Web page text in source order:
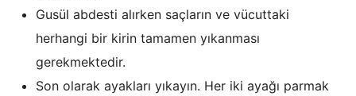
Gusül abdesti alırken saçların ve vücuttaki
herhangi bir kirin tamamen yıkanması
gerekmektedir.
Son olarak ayakları yıkayın. Her iki ayağı parmak